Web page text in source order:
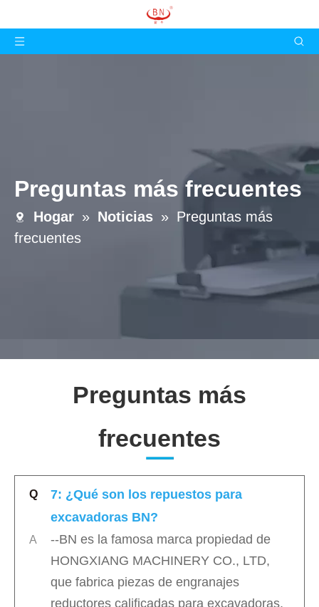
Preguntas más frecuentes
Hogar » Noticias » Preguntas más
frecuentes
Preguntas más
frecuentes
Q
7: ¿Qué son los repuestos para
excavadoras BN?
A
--BN es la famosa marca propiedad de
HONGXIANG MACHINERY CO., LTD,
que fabrica piezas de engranajes
reductores calificadas para excavadoras,